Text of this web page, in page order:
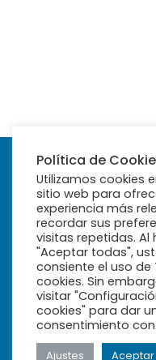
Política de
Utilizamos cookies
sitio web para
experiencia más
recordar sus
visitas repetidas. Al
"Aceptar todas",
consiente el uso de
cookies. Sin
visitar
cookies" para dar
consentimiento
Ajustes Aceptar